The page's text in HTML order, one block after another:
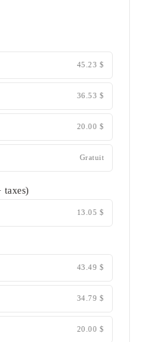
45.23 $
36.53 $
20.00 $
Gratuit
taxes)
13.05 $
43.49 $
34.79 $
20.00 $